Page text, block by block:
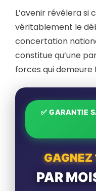
L’avenir révélera
véritablement le
concertation
constitue qu’une
forces qui
✅ GARANTIE
PAR